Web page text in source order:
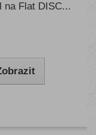
na Flat DISC...